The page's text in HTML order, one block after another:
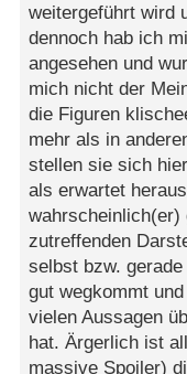
weitergeführt wird
dennoch hab ich
angesehen und
mich nicht der
die Figuren
mehr als in
stellen sie sich
als erwartet
wahrscheinlich(er)
zutreffenden
selbst bzw.
gut wegkommt
vielen Aussagen
hat. Ärgerlich ist
massive Spoiler)